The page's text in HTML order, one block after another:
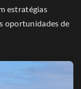
estratégias
oportunidades de